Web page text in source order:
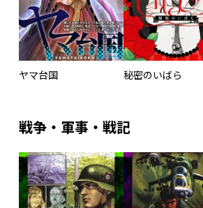
ヤマ台国 秘密のいばら
戦争・軍事・戦記